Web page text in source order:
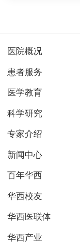
医院概况
患者服务
医学教育
科学研究
专家介绍
新闻中心
百年华西
华西校友
华西医联体
华西产业